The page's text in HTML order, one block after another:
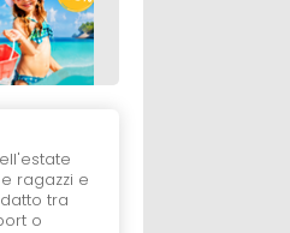
ragazzi e
tra
o